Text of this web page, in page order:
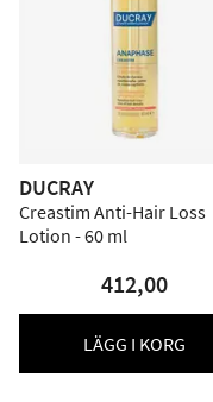
DUCRAY
Creastim Anti-Hair Loss
Lotion - 60 ml
412,00
LÄGG I KORG